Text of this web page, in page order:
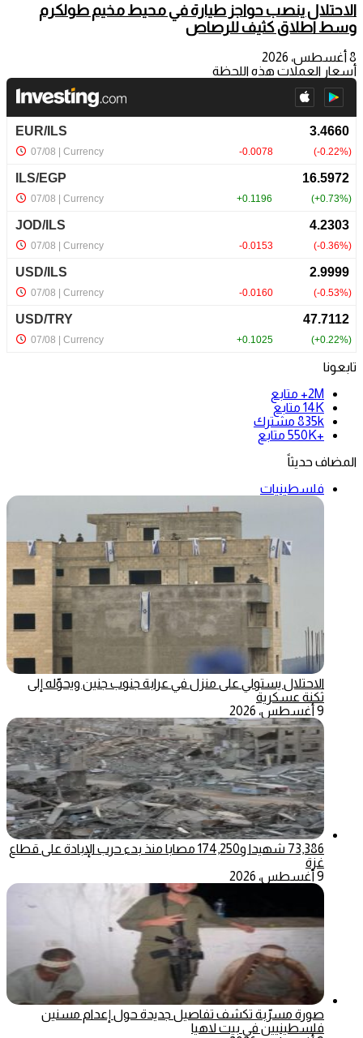
الاحتلال ينصب حواجز طيارة في محيط مخيم طولكرم
وسط اطلاق كثيف للرصاص
8 أغسطس، 2026
أسعار العملات هذه اللحظة
تابعونا
2M+
متابع
14K متابع
835k مشترك
+550K
متابع
المضاف حديثاً
فلسطينيات
الاحتلال يستولي على منزل في عرابة جنوب جنين ويحوّله إلى
ثكنة عسكرية
9 أغسطس، 2026
73,386 شهيدا و174,250 مصابا منذ بدء حرب الإبادة على قطاع
غزة
9 أغسطس، 2026
صورة مسرّبة تكشف تفاصيل جديدة حول إعدام مسنين
فلسطينيين في بيت لاهيا